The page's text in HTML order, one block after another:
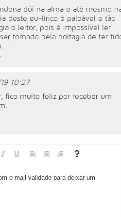
dói na alma e até mesmo
deste eu-lírico é palpável e tão
o leitor, pois é impossível ler
tomado pela noltagia de ter
10:27
fico muito feliz por receber um